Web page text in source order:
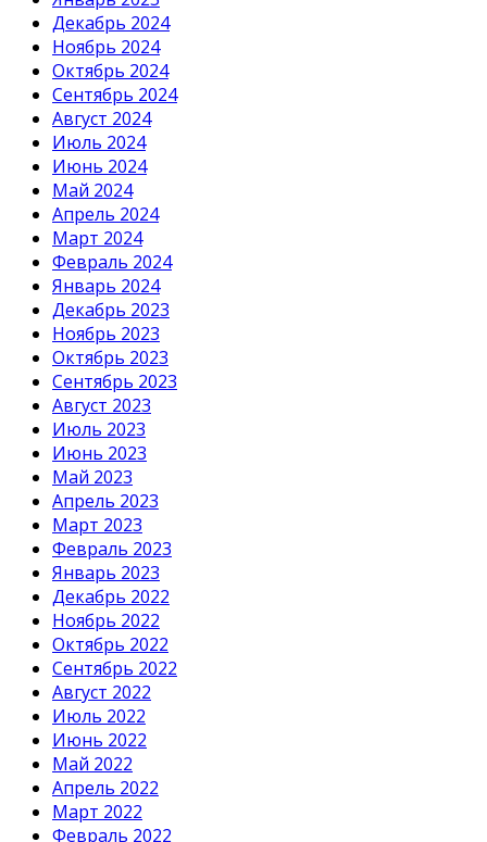
Декабрь 2024
Ноябрь 2024
Октябрь 2024
Сентябрь 2024
Август 2024
Июль 2024
Июнь 2024
Май 2024
Апрель 2024
Март 2024
Февраль 2024
Январь 2024
Декабрь 2023
Ноябрь 2023
Октябрь 2023
Сентябрь 2023
Август 2023
Июль 2023
Июнь 2023
Май 2023
Апрель 2023
Март 2023
Февраль 2023
Январь 2023
Декабрь 2022
Ноябрь 2022
Октябрь 2022
Сентябрь 2022
Август 2022
Июль 2022
Июнь 2022
Май 2022
Апрель 2022
Март 2022
Февраль 2022